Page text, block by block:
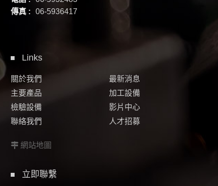
傳真 :
06-5936417
Links
關於我們
最新消息
主要產品
加工設備
檢驗設備
影片中心
聯絡我們
人才招募
網站地圖
立即聯繫